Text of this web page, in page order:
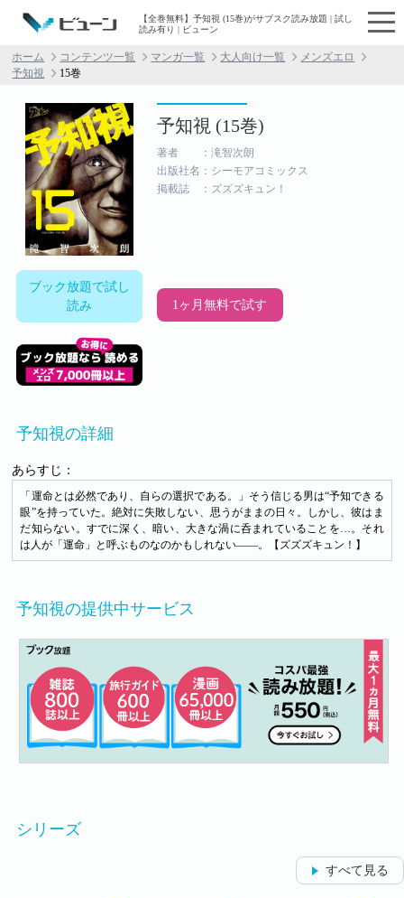
【全巻無料】予知視 (15巻)がサブスク読み放題 | 試し
読み有り | ビューン
ホーム コンテンツ一覧 マンガ一覧 大人向け一覧
メンズエロ
予知視
15巻
ブック放題で試し
読み
予知視 (15巻)
著者 ：滝智次朗
出版社名：シーモアコミックス
掲載誌 ：ズズズキュン！
1ヶ月無料で試す
予知視の詳細
あらすじ：
「運命とは必然であり、自らの選択である。」そう信じる男は“予知できる
眼”を持っていた。絶対に失敗しない、思うがままの日々。しかし、彼はま
だ知らない。すでに深く、暗い、大きな渦に呑まれていることを…。それ
は人が「運命」と呼ぶものなのかもしれない――。【ズズズキュン！】
予知視の提供中サービス
シリーズ
すべて見る